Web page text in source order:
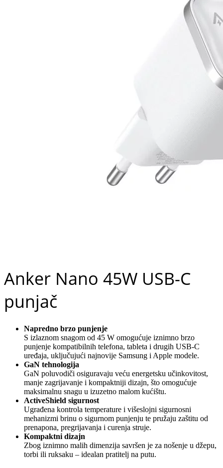
Anker Nano 45W USB-C
punjač
Napredno brzo punjenje
S izlaznom snagom od 45 W omogućuje iznimno brzo
punjenje kompatibilnih telefona, tableta i drugih USB-C
uređaja, uključujući najnovije Samsung i Apple modele.
GaN tehnologija
GaN poluvodiči osiguravaju veću energetsku učinkovitost,
manje zagrijavanje i kompaktniji dizajn, što omogućuje
maksimalnu snagu u izuzetno malom kućištu.
ActiveShield sigurnost
Ugrađena kontrola temperature i višeslojni sigurnosni
mehanizmi brinu o sigurnom punjenju te pružaju zaštitu od
prenapona, pregrijavanja i curenja struje.
Kompaktni dizajn
Zbog iznimno malih dimenzija savršen je za nošenje u džepu,
torbi ili ruksaku – idealan pratitelj na putu.